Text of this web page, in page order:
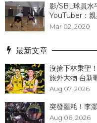
影/SBL球員水
YouTuber：親
Mar 02, 2020
最新文章
沒搶下林秉聖
旅外大物 台新
Aug 07, 2026
突發噩耗！李
Aug 06, 2026